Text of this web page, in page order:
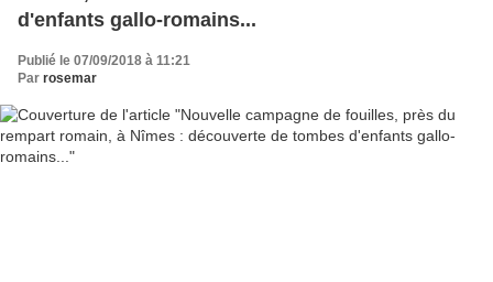
d'enfants gallo-romains...
Publié le 07/09/2018 à 11:21
Par rosemar